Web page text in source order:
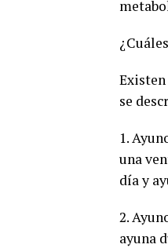
se
1.
una
día y
2.
ayuna